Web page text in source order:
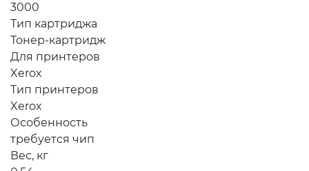
3000
Тип картриджа
Тонер-картридж
Для принтеров
Xerox
Тип принтеров
Xerox
Особенность
требуется чип
Вес, кг